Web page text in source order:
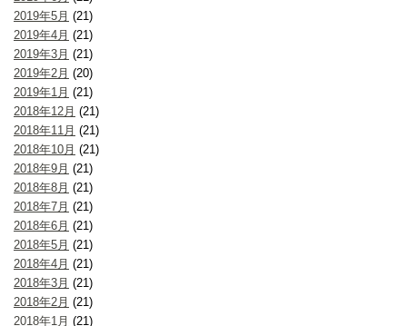
2019年5月 (21)
2019年4月 (21)
2019年3月 (21)
2019年2月 (20)
2019年1月 (21)
2018年12月 (21)
2018年11月 (21)
2018年10月 (21)
2018年9月 (21)
2018年8月 (21)
2018年7月 (21)
2018年6月 (21)
2018年5月 (21)
2018年4月 (21)
2018年3月 (21)
2018年2月 (21)
2018年1月 (21)